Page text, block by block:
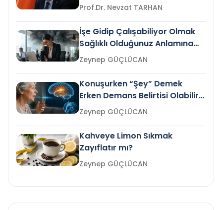
Prof.Dr. Nevzat TARHAN
İşe Gidip Çalışabiliyor Olmak
Sağlıklı Olduğunuz Anlamına
Gelir mi?Zeynep GÜÇLÜCAN
Konuşurken “Şey” Demek
Erken Demans Belirtisi Olabilir
mi?
Zeynep GÜÇLÜCAN
Kahveye Limon Sıkmak
Zayıflatır mı?
Zeynep GÜÇLÜCAN